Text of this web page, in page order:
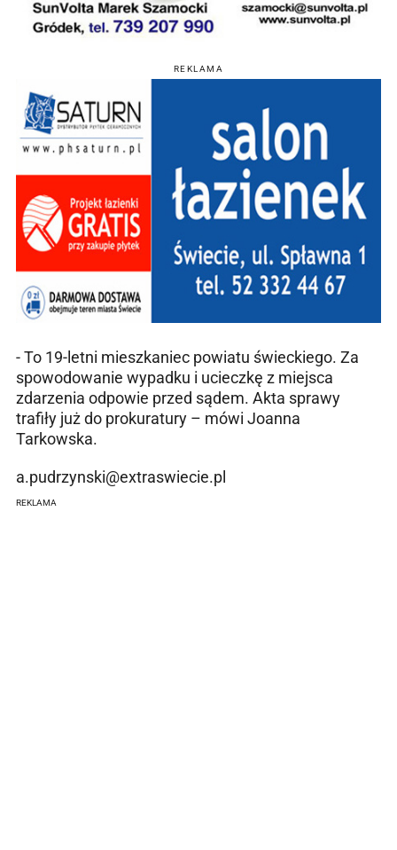
REKLAMA
- To 19-letni mieszkaniec powiatu świeckiego. Za
spowodowanie wypadku i ucieczkę z miejsca
zdarzenia odpowie przed sądem. Akta sprawy
trafiły już do prokuratury – mówi Joanna
Tarkowska.
a.pudrzynski@extraswiecie.pl
REKLAMA